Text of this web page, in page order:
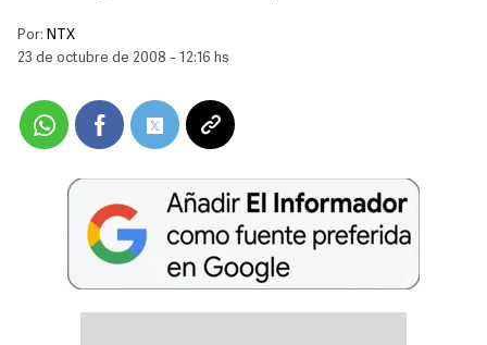
Por: NTX
23 de octubre de 2008 - 12:16 hs